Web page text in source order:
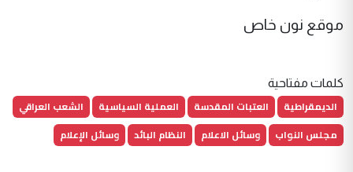
موقع نون خاص
كلمات مفتاحية
الديمقراطية العتبات المقدسة العملية السياسية
الشعب العراقي
مجلس النواب
وسائل الاعلام النظام البائد وسائل الإعلام